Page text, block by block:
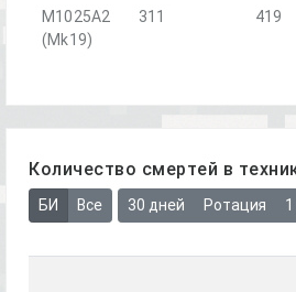
M1025A2
(Mk19)
311 419
Количество смертей в
БИ Все 30 дней Ротация